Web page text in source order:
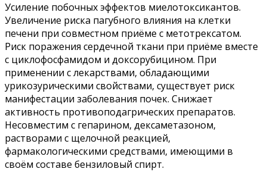
Усиление побочных эффектов миелотоксикантов.
Увеличение риска пагубного влияния на клетки
печени при совместном приёме с метотрексатом.
Риск поражения сердечной ткани при приёме вместе
с циклофосфамидом и доксорубицином. При
применении с лекарствами, обладающими
урикозурическими свойствами, существует риск
манифестации заболевания почек. Снижает
активность противоподагрических препаратов.
Несовместим с гепарином, дексаметазоном,
растворами с щелочной реакцией,
фармакологическими средствами, имеющими в
своём составе бензиловый спирт.